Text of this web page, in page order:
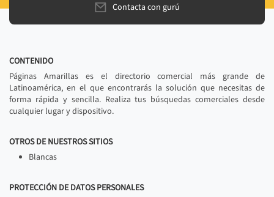
Contacta con gurú
CONTENIDO
Páginas Amarillas es el directorio comercial más grande de
Latinoamérica, en el que encontrarás la solución que necesitas de
forma rápida y sencilla. Realiza tus búsquedas comerciales desde
cualquier lugar y dispositivo.
OTROS DE NUESTROS SITIOS
Blancas
PROTECCIÓN DE DATOS PERSONALES